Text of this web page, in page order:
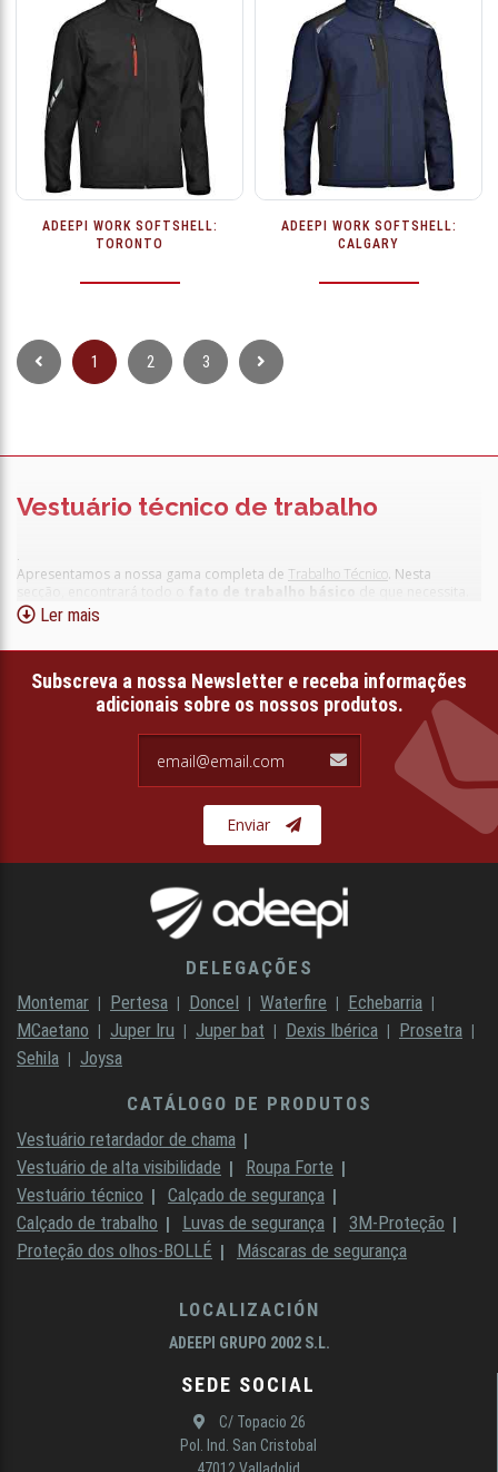
ADEEPI WORK SOFTSHELL:
TORONTO
ADEEPI WORK SOFTSHELL:
CALGARY
1 2 3
Vestuário técnico de trabalho
.
Apresentamos a nossa gama completa de Trabalho Técnico. Nesta
secção, encontrará todo o
fato de trabalho básico de que necessita.
Ler mais
Subscreva a nossa Newsletter e receba informações
adicionais sobre os nossos produtos.
Enviar
DELEGAÇÕES
Montemar
Pertesa Doncel Waterfire
Echebarria
MCaetano
Juper Iru Juper bat Dexis Ibérica
Prosetra
Sehila
Joysa
CATÁLOGO DE PRODUTOS
Vestuário retardador de chama
Vestuário de alta visibilidade
Roupa Forte
Vestuário técnico
Calçado de segurança
Calçado de trabalho
Luvas de segurança
3M-Proteção
Proteção dos olhos-BOLLÉ
Máscaras de segurança
LOCALIZACIÓN
ADEEPI GRUPO 2002 S.L.
SEDE SOCIAL
C/ Topacio 26
Pol. Ind. San Cristobal
47012 Valladolid